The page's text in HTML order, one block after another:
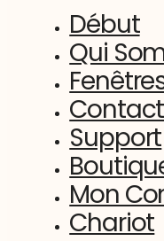
Début
Qui
Contact
Support
Mon
Chariot